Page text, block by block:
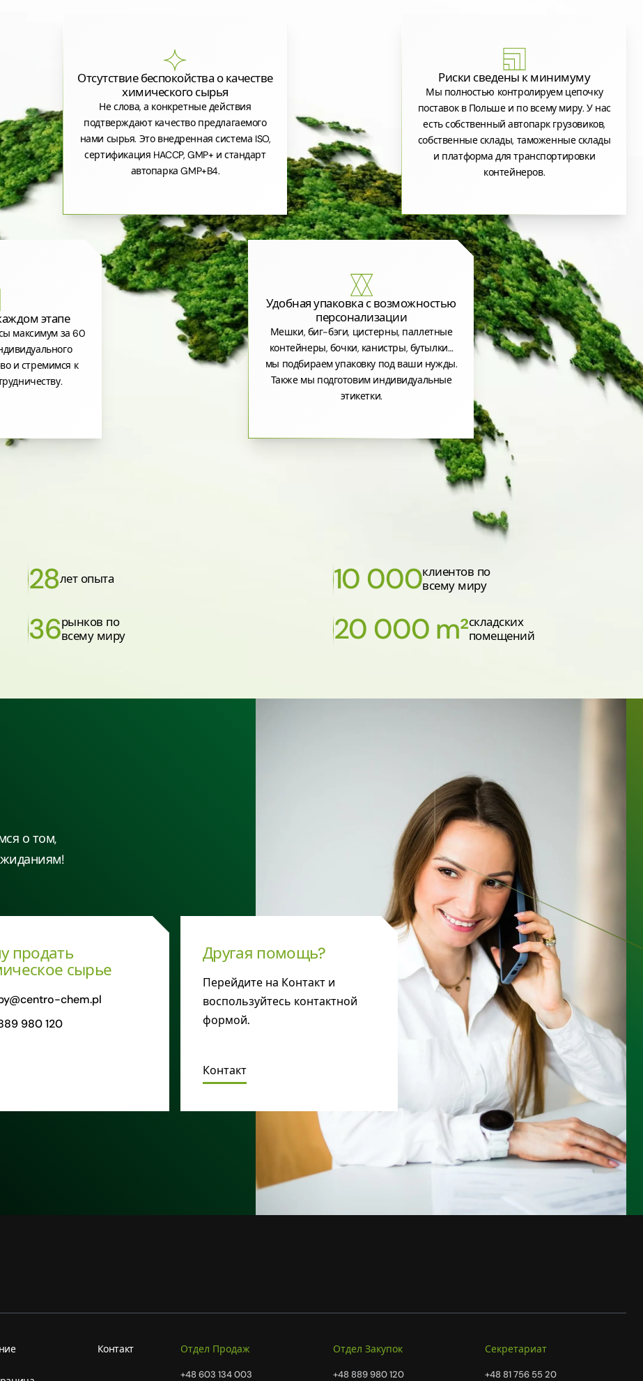
Отсутствие беспокойства о качестве
химического сырья
Не слова, а конкретные действия
подтверждают качество предлагаемого
нами сырья. Это внедренная система ISO,
сертификация HACCP, GMP+ и стандарт
автопарка GMP+B4.
Риски сведены к минимуму
Мы полностью контролируем цепочку
поставок в Польше и по всему миру. У нас
есть собственный автопарк грузовиков,
собственные склады, таможенные склады
и платформа для транспортировки
контейнеров.
этапе
максимум за 60
и стремимся к
Удобная упаковка с возможностью
персонализации
Мешки, биг-бэги, цистерны, паллетные
контейнеры, бочки, канистры, бутылки…
мы подбираем упаковку под ваши нужды.
Также мы подготовим индивидуальные
этикетки.
28лет опыта 10 000клиентов по
всему миру
36рынков по
всему миру
20 000 m²складских
помещений
о том,
продать
сырье
chem.pl
980 120
Другая помощь?
Перейдите на Контакт и
воспользуйтесь контактной
формой.
Контакт
Контакт Отдел Продаж
+48 603 134 003
Отдел Закупок
+48 889 980 120
Секретариат
+48 81 756 55 20